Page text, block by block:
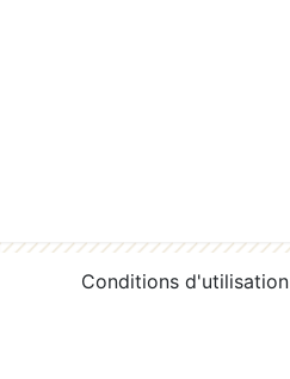
Conditions d'utilisation